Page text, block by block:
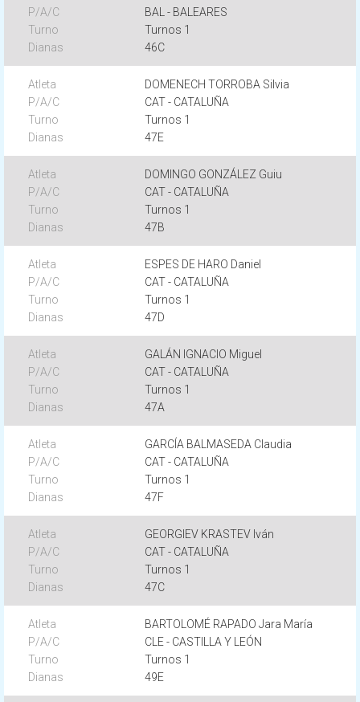
BAL - BALEARES
Turnos 1
46C
DOMENECH TORROBA Silvia
CAT - CATALUÑA
Turnos 1
47E
DOMINGO GONZÁLEZ Guiu
CAT - CATALUÑA
Turnos 1
47B
ESPES DE HARO Daniel
CAT - CATALUÑA
Turnos 1
47D
GALÁN IGNACIO Miguel
CAT - CATALUÑA
Turnos 1
47A
GARCÍA BALMASEDA Claudia
CAT - CATALUÑA
Turnos 1
47F
GEORGIEV KRASTEV Iván
CAT - CATALUÑA
Turnos 1
47C
BARTOLOMÉ RAPADO Jara María
CLE - CASTILLA Y LEÓN
Turnos 1
49E